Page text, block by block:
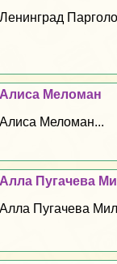
Ленинград
Алиса Меломан
Алиса Меломан...
Алла Пугачева
Алла Пугачева